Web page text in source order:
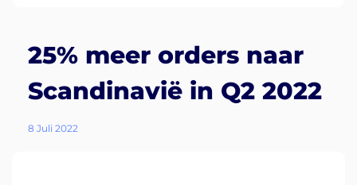
About
25% meer orders naar
Scandinavië in Q2 2022
8 Juli 2022